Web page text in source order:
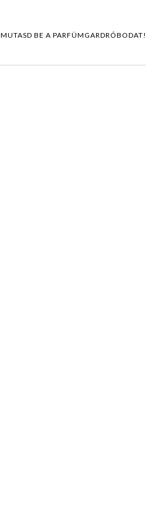
MUTASD BE A PARFÜMGARDRÓBODAT!